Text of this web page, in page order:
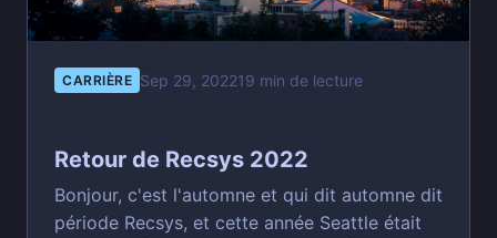
CARRIÈRE Sep 29, 202219 min de lecture
Retour de Recsys 2022
Bonjour, c'est l'automne et qui dit automne dit
période Recsys, et cette année Seattle était